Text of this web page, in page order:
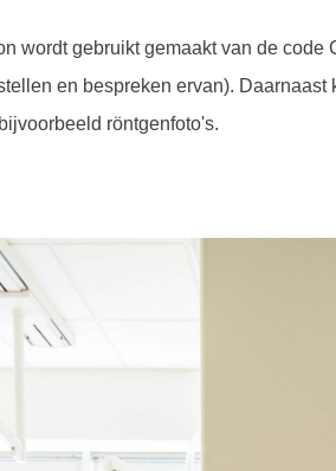
wordt gebruikt gemaakt van de
en bespreken ervan).
röntgenfoto's.